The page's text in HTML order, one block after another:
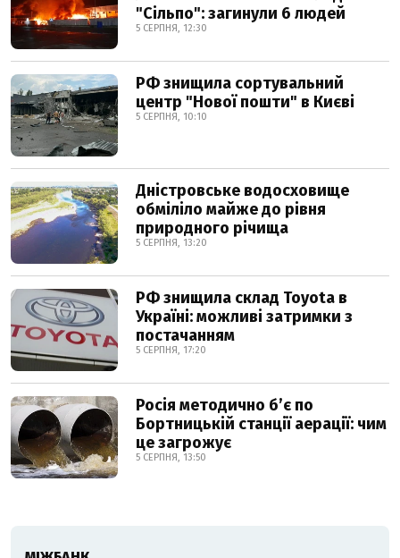
"Сільпо": загинули 6 людей
5 СЕРПНЯ, 12:30
РФ знищила сортувальний
центр "Нової пошти" в Києві
5 СЕРПНЯ, 10:10
Дністровське водосховище
обміліло майже до рівня
природного річища
5 СЕРПНЯ, 13:20
РФ знищила склад Toyota в
Україні: можливі затримки з
постачанням
5 СЕРПНЯ, 17:20
Росія методично б’є по
Бортницькій станції аерації: чим
це загрожує
5 СЕРПНЯ, 13:50